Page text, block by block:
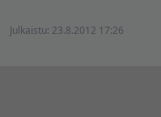
Julkaistu: 23.8.2012 17:26